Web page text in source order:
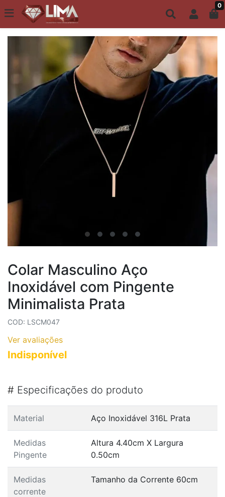
Todo site até 6X s/ juros | Frete Grátis a partir de R$149,00 0
ACESSÓRIOS MASCULINOS
Colar Masculino Aço
Inoxidável com Pingente
Minimalista Prata
COD: LSCM047
Ver avaliações
Indisponível
# Especificações do produto
Material Aço Inoxidável 316L Prata
Medidas
Pingente
Altura 4.40cm X Largura
0.50cm
Medidas
corrente
Tamanho da Corrente 60cm